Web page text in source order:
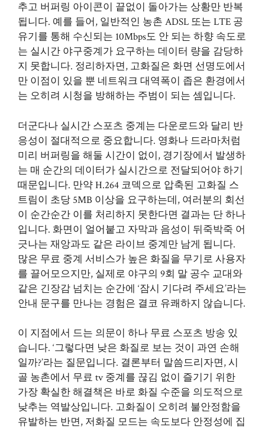
추고 버퍼링 아이콘이 끝없이 돌아가는 상황만 반복
됩니다. 예를 들어, 일반적인 농촌 ADSL 또는 LTE 공
유기를 통해 수신되는 10Mbps도 안 되는 하향 속도로
는 실시간 야구중계가 요구하는 데이터 량을 감당하
지 못합니다. 정리하자면, 고화질은 화면 선명도에서
만 이점이 있을 뿐 네트워크 대역폭이 좁은 환경에서
는 오히려 시청을 방해하는 주범이 되는 셈입니다.
더군다나 실시간 스포츠 중계는 다운로드와 달리 반
응성이 절대적으로 중요합니다. 영화나 드라마처럼
미리 버퍼링을 해둘 시간이 없이, 경기장에서 발생하
는 매 순간의 데이터가 실시간으로 전달되어야 하기
때문입니다. 만약 H.264 코덱으로 압축된 고화질 스
트림이 초당 5MB 이상을 요구하는데, 여러분의 회선
이 순간순간 이를 처리하지 못한다면 결과는 단 하나
입니다. 화면이 얼어붙고 자막과 음성이 뒤죽박죽 어
긋나는 재앙과도 같은 라이브 중계만 남게 됩니다.
많은 무료 중계 서비스가 높은 화질을 무기로 사용자
를 끌어모으지만, 실제로 야구의 9회 말 공수 교대와
같은 긴장감 넘치는 순간에 ‘잠시 기다려 주세요’라는
안내 문구를 만나는 경험은 결코 유쾌하지 않습니다.
이 지점에서 드는 의문이 하나 무료 스포츠 방송 있
습니다. ‘그렇다면 낮은 화질로 보는 것이 과연 손해
일까?’라는 질문입니다. 결론부터 말씀드리자면, 시
골 농촌에서 무료 tv 중계를 끊김 없이 즐기기 위한
가장 확실한 해결책은 바로 화질 수준을 의도적으로
낮추는 역발상입니다. 고화질이 오히려 불안정함을
유발하는 반면, 저화질 모드는 속도보다 안정성에 집